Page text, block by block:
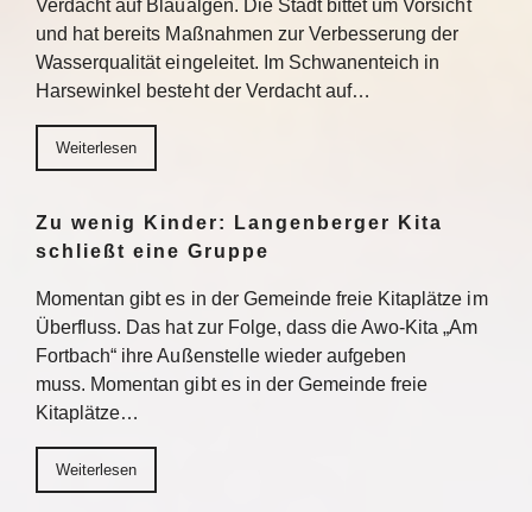
Verdacht auf Blaualgen. Die Stadt bittet um Vorsicht
und hat bereits Maßnahmen zur Verbesserung der
Wasserqualität eingeleitet. Im Schwanenteich in
Harsewinkel besteht der Verdacht auf…
Weiterlesen
Zu wenig Kinder: Langenberger Kita
schließt eine Gruppe
Momentan gibt es in der Gemeinde freie Kitaplätze im
Überfluss. Das hat zur Folge, dass die Awo-Kita „Am
Fortbach“ ihre Außenstelle wieder aufgeben
muss. Momentan gibt es in der Gemeinde freie
Kitaplätze…
Weiterlesen